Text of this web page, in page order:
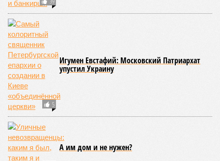
5
Игумен Евстафий: Московский Патриархат
упустил Украину
А им дом и не нужен?